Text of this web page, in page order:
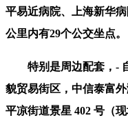
平易近病院、上海新华
公里内有29个公交坐点。
特别是周边配套，- 自
貌贸易街区，中信泰富
平凉街道景星 402 号（